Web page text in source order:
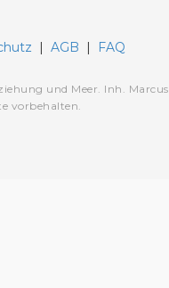
| AGB | FAQ
und Meer. Inh. Marcus
vorbehalten.